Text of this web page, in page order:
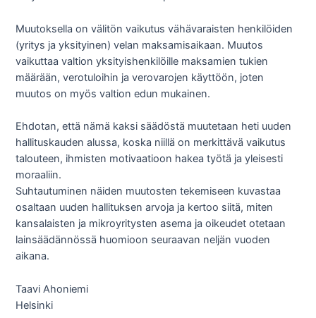
Muutoksella on välitön vaikutus vähävaraisten henkilöiden
(yritys ja yksityinen) velan maksamisaikaan. Muutos
vaikuttaa valtion yksityishenkilöille maksamien tukien
määrään, verotuloihin ja verovarojen käyttöön, joten
muutos on myös valtion edun mukainen.
Ehdotan, että nämä kaksi säädöstä muutetaan heti uuden
hallituskauden alussa, koska niillä on merkittävä vaikutus
talouteen, ihmisten motivaatioon hakea työtä ja yleisesti
moraaliin.
Suhtautuminen näiden muutosten tekemiseen kuvastaa
osaltaan uuden hallituksen arvoja ja kertoo siitä, miten
kansalaisten ja mikroyritysten asema ja oikeudet otetaan
lainsäädännössä huomioon seuraavan neljän vuoden
aikana.
Taavi Ahoniemi
Helsinki